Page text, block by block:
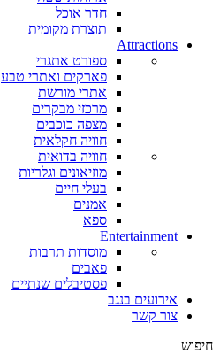
חדר אוכל
תוצרת מקומית
Attractions
ספורט אתגרי
פארקים ואתרי טבע
אתרי מורשת
מרכזי מבקרים
מצפה כוכבים
חוויה חקלאית
חוויה בדואית
מוזיאונים וגלריות
בעלי חיים
אמנים
ספא
Entertainment
מוסדות תרבות
פאבים
פסטיבלים שנתיים
אירועים בנגב
צור קשר
חיפוש